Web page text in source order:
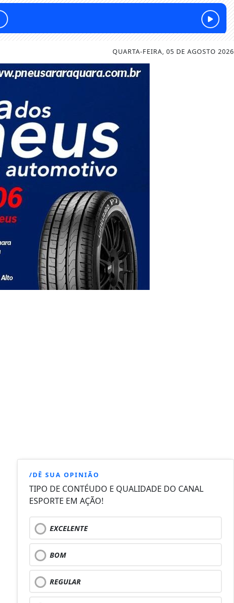
QUARTA-FEIRA, 05 DE AGOSTO 2026
/DÊ SUA OPINIÃO
TIPO DE CONTÉUDO E QUALIDADE DO CANAL
ESPORTE EM AÇÃO!
EXCELENTE
BOM
REGULAR